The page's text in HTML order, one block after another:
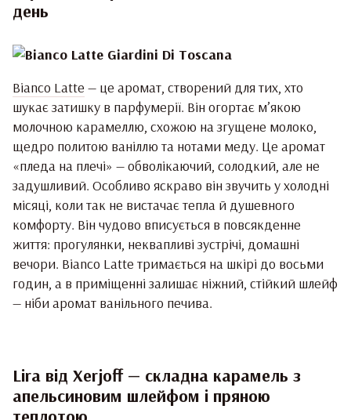
день
Bianco Latte — це аромат, створений для тих, хто
шукає затишку в парфумерії. Він огортає м’якою
молочною карамеллю, схожою на згущене молоко,
щедро политою ваніллю та нотами меду. Це аромат
«пледа на плечі» — обволікаючий, солодкий, але не
задушливий. Особливо яскраво він звучить у холодні
місяці, коли так не вистачає тепла й душевного
комфорту. Він чудово вписується в повсякденне
життя: прогулянки, неквапливі зустрічі, домашні
вечори. Bianco Latte тримається на шкірі до восьми
годин, а в приміщенні залишає ніжний, стійкий шлейф
— ніби аромат ванільного печива.
Lira від Xerjoff — складна карамель з
апельсиновим шлейфом і пряною